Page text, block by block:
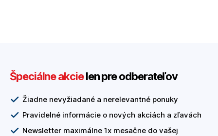
Špeciálne akcielen pre odberateľov
Žiadne nevyžiadané a nerelevantné ponuky
Pravidelné informácie o nových akciách a zľavách
Newsletter maximálne 1x mesačne do vašej